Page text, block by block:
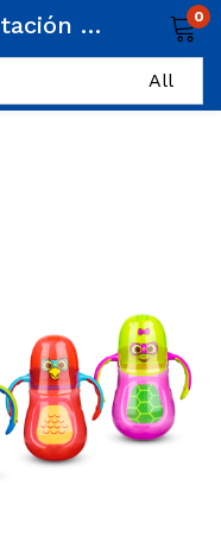
Taza para alimentación Carlitos / Doble agarradera / 300ml 0